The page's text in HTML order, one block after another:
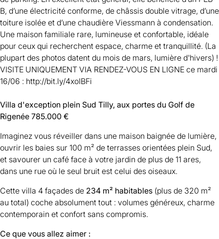
B, d’une électricité conforme, de châssis double vitrage, d’une
toiture isolée et d’une chaudière Viessmann à condensation.
Une maison familiale rare, lumineuse et confortable, idéale
pour ceux qui recherchent espace, charme et tranquillité. (La
plupart des photos datent du mois de mars, lumière d'hivers) !
VISITE UNIQUEMENT VIA RENDEZ-VOUS EN LIGNE ce mardi
16/06 : http://bit.ly/4xoIBFi
Villa d'exception plein Sud Tilly, aux portes du Golf de
Rigenée 785.000 €
Imaginez vous réveiller dans une maison baignée de lumière,
ouvrir les baies sur 100 m² de terrasses orientées plein Sud,
et savourer un café face à votre jardin de plus de 11 ares,
dans une rue où le seul bruit est celui des oiseaux.
Cette villa 4 façades de 234 m² habitables (plus de 320 m²
au total) coche absolument tout : volumes généreux, charme
contemporain et confort sans compromis.
Ce que vous allez aimer :